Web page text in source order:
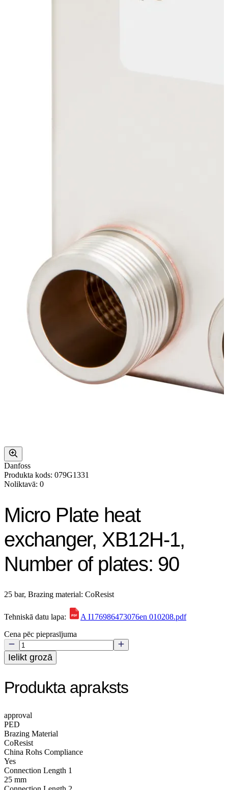
Danfoss
Produkta kods: 079G1331
Noliktavā: 0
Micro Plate heat
exchanger, XB12H-1,
Number of plates: 90
25 bar, Brazing material: CoResist
Tehniskā datu lapa:
A I176986473076en 010208.pdf
Cena pēc pieprasījuma
Ielikt grozā
Produkta apraksts
approval
PED
Brazing Material
CoResist
China Rohs Compliance
Yes
Connection Length 1
25 mm